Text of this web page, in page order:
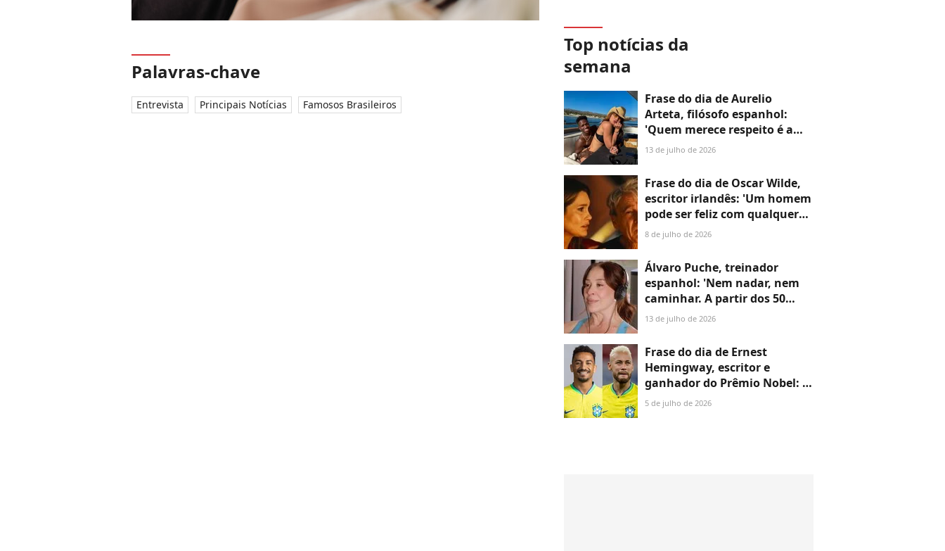
Palavras-chave
Entrevista Principais Notícias Famosos Brasileiros
Top notícias da
semana
Frase do dia de Aurelio
Arteta, filósofo espanhol:
'Quem merece respeito é a
pessoa, e com muita
opiniões'
13 de julho de 2026
Frase do dia de Oscar Wilde,
escritor irlandês: 'Um homem
pode ser feliz com qualquer
mulher, desde que não a ame'
8 de julho de 2026
Álvaro Puche, treinador
espanhol: 'Nem nadar, nem
caminhar. A partir dos 50
anos, é absolutamente
13 de julho de 2026
Frase do dia de Ernest
Hemingway, escritor e
ganhador do Prêmio Nobel: 'A
felicidade nas pessoas
5 de julho de 2026